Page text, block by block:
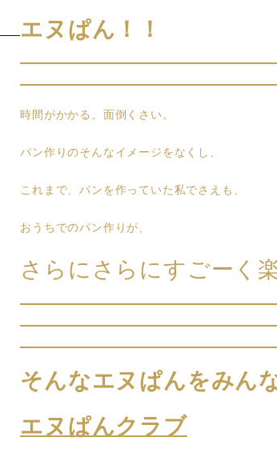
エヌぱん！！
時間がかかる。面倒くさい。
パン作りのそんなイメージをなくし、
これまで、パンを作っていた私でさえも、
おうちでのパン作りが、
さらにさらにすごーく
そんなエヌぱんをみん
エヌぱんクラブ